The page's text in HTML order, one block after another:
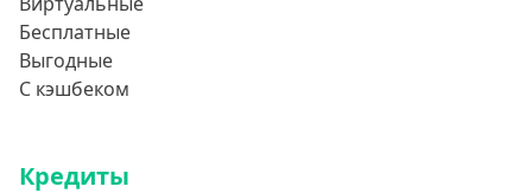
Бесплатные
Выгодные
С кэшбеком
Кредиты